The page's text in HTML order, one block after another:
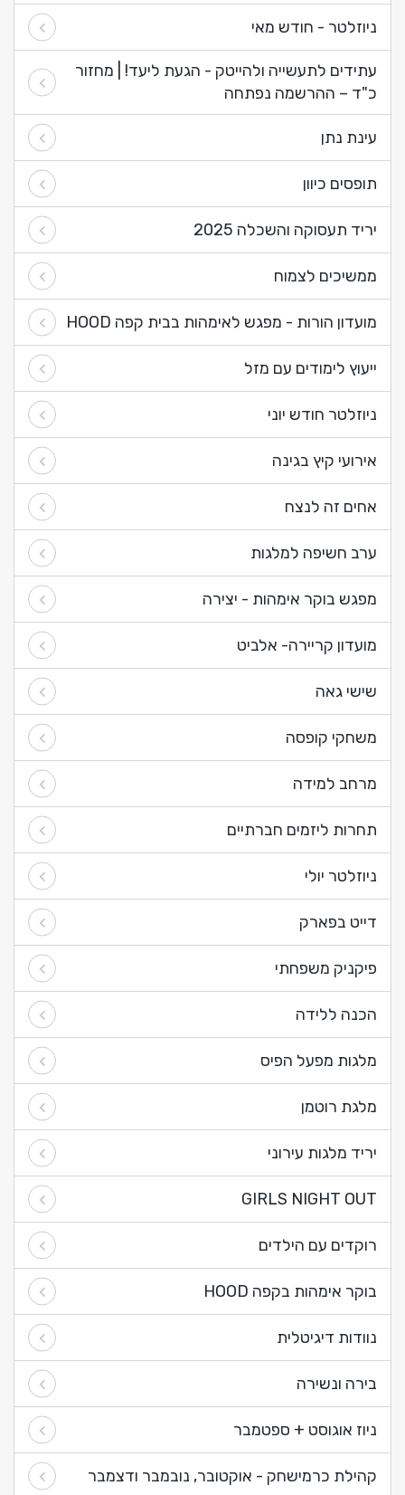
ניוזלטר - חודש מאי
עתידים לתעשייה ולהייטק - הגעת ליעד! | מחזור
כ"ד – ההרשמה נפתחה
עינת נתן
תופסים כיוון
יריד תעסוקה והשכלה 2025
ממשיכים לצמוח
מועדון הורות - מפגש לאימהות בבית קפה HOOD
ייעוץ לימודים עם מזל
ניוזלטר חודש יוני
אירועי קיץ בגינה
אחים זה לנצח
ערב חשיפה למלגות
מפגש בוקר אימהות - יצירה
מועדון קריירה- אלביט
שישי גאה
משחקי קופסה
מרחב למידה
תחרות ליזמים חברתיים
ניוזלטר יולי
דייט בפארק
פיקניק משפחתי
הכנה ללידה
מלגות מפעל הפיס
מלגת רוטמן
יריד מלגות עירוני
GIRLS NIGHT OUT
רוקדים עם הילדים
בוקר אימהות בקפה HOOD
נוודות דיגיטלית
בירה ונשירה
ניוז אוגוסט + ספטמבר
קהילת כרמישחק - אוקטובר, נובמבר ודצמבר